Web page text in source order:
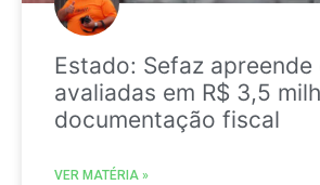
Estado: Sefaz apreende
avaliadas em R$ 3,5
documentação fiscal
VER MATÉRIA »